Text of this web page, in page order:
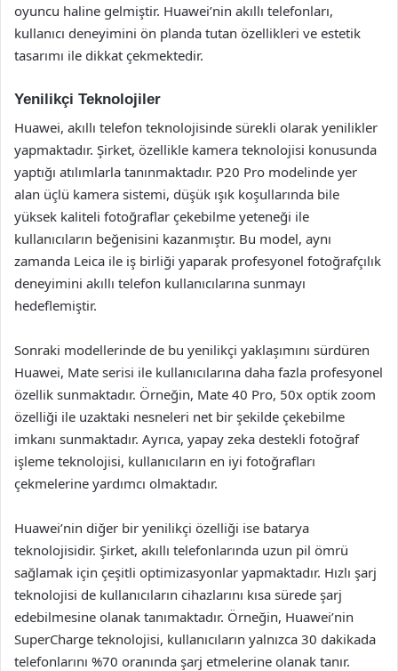
oyuncu haline gelmiştir. Huawei’nin akıllı telefonları,
kullanıcı deneyimini ön planda tutan özellikleri ve estetik
tasarımı ile dikkat çekmektedir.
Yenilikçi Teknolojiler
Huawei, akıllı telefon teknolojisinde sürekli olarak yenilikler
yapmaktadır. Şirket, özellikle kamera teknolojisi konusunda
yaptığı atılımlarla tanınmaktadır. P20 Pro modelinde yer
alan üçlü kamera sistemi, düşük ışık koşullarında bile
yüksek kaliteli fotoğraflar çekebilme yeteneği ile
kullanıcıların beğenisini kazanmıştır. Bu model, aynı
zamanda Leica ile iş birliği yaparak profesyonel fotoğrafçılık
deneyimini akıllı telefon kullanıcılarına sunmayı
hedeflemiştir.
Sonraki modellerinde de bu yenilikçi yaklaşımını sürdüren
Huawei, Mate serisi ile kullanıcılarına daha fazla profesyonel
özellik sunmaktadır. Örneğin, Mate 40 Pro, 50x optik zoom
özelliği ile uzaktaki nesneleri net bir şekilde çekebilme
imkanı sunmaktadır. Ayrıca, yapay zeka destekli fotoğraf
işleme teknolojisi, kullanıcıların en iyi fotoğrafları
çekmelerine yardımcı olmaktadır.
Huawei’nin diğer bir yenilikçi özelliği ise batarya
teknolojisidir. Şirket, akıllı telefonlarında uzun pil ömrü
sağlamak için çeşitli optimizasyonlar yapmaktadır. Hızlı şarj
teknolojisi de kullanıcıların cihazlarını kısa sürede şarj
edebilmesine olanak tanımaktadır. Örneğin, Huawei’nin
SuperCharge teknolojisi, kullanıcıların yalnızca 30 dakikada
telefonlarını %70 oranında şarj etmelerine olanak tanır.